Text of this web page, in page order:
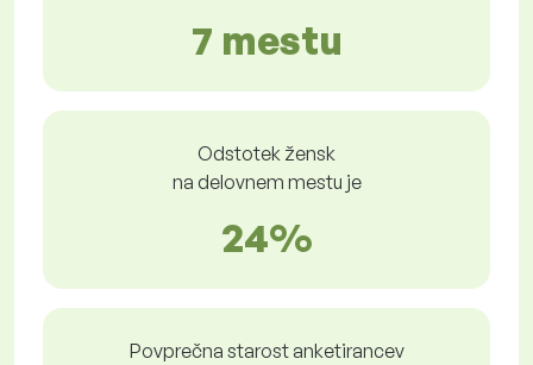
7 mestu
Odstotek žensk
na delovnem mestu je
24%
Povprečna starost anketirancev